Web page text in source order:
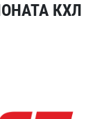
КХЛ